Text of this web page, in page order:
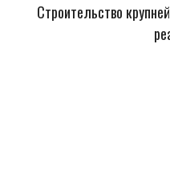
Строительство